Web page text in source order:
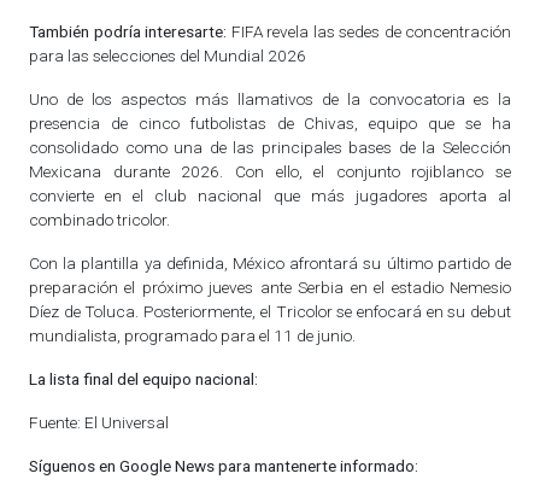
También podría interesarte: FIFA revela las sedes de concentración
para las selecciones del Mundial 2026
Uno de los aspectos más llamativos de la convocatoria es la
presencia de cinco futbolistas de Chivas, equipo que se ha
consolidado como una de las principales bases de la Selección
Mexicana durante 2026. Con ello, el conjunto rojiblanco se
convierte en el club nacional que más jugadores aporta al
combinado tricolor.
Con la plantilla ya definida, México afrontará su último partido de
preparación el próximo jueves ante Serbia en el estadio Nemesio
Díez de Toluca. Posteriormente, el Tricolor se enfocará en su debut
mundialista, programado para el 11 de junio.
La lista final del equipo nacional:
Fuente: El Universal
Síguenos en Google News para mantenerte informado: